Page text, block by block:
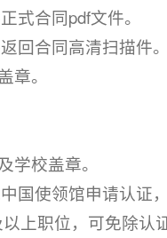
式合同pdf文件。
回合同高清扫描件。
章。
学校盖章。
国使领馆申请认证
上职位，可免除认证